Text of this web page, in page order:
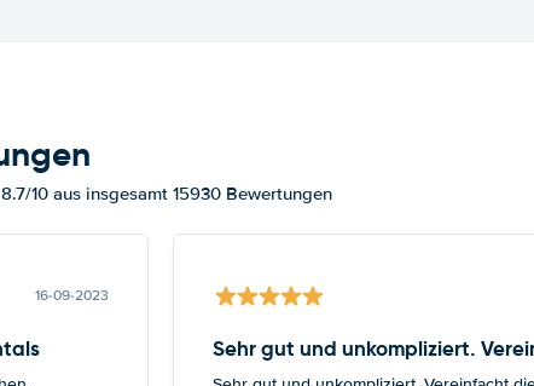
10 aus insgesamt 15930 Bewertungen
16-09-2023
Sehr gut und unkompliziert.